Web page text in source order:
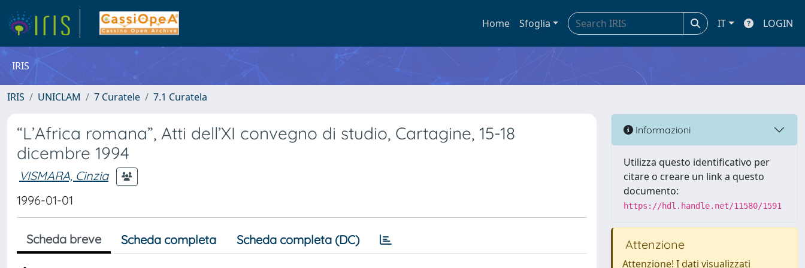
Home Sfoglia IT LOGIN
IRIS
IRIS UNICLAM 7 Curatele 7.1 Curatela
“L’Africa romana”, Atti dell’XI convegno di studio, Cartagine, 15-18
dicembre 1994
VISMARA, Cinzia
1996-01-01
Scheda breve Scheda completa Scheda completa (DC)
Informazioni
Utilizza questo identificativo per
citare o creare un link a questo
documento:
https://hdl.handle.net/11580/1591
Attenzione
Attenzione! I dati visualizzati